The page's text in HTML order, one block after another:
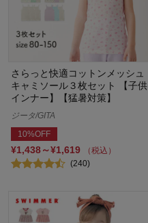
さらっと快適コットンメッシュ
キャミソール３枚セット 【子供
インナー】【猛暑対策】
ジータ/GITA
10%OFF
¥1,438～¥1,619
（税込）
(240)